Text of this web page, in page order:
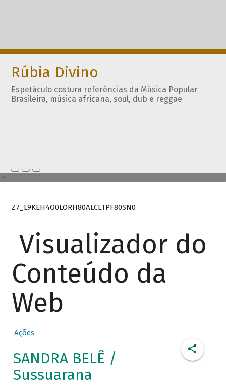
Rúbia Divino
Espetáculo costura referências da Música Popular
Brasileira, música africana, soul, dub e reggae
Z7_L9KEH4O0LORH80ALCLTPF80SN0
Visualizador do
Conteúdo da
Web
Ações
SANDRA BELÊ /
Sussuarana